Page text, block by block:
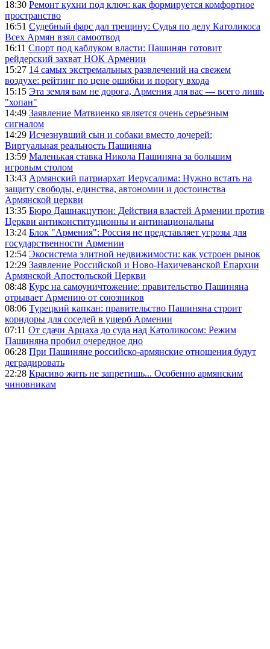
18:30 Ремонт кухни под ключ: как формируется комфортное
пространство
16:51 Судебный фарс дал трещину: Судья по делу Католикоса
Всех Армян взял самоотвод
16:11 Спорт под каблуком власти: Пашинян готовит
рейдерский захват НОК Армении
15:27 14 самых экстремальных развлечений на свежем
воздухе: рейтинг по цене ошибки и порогу входа
15:15 Эта земля вам не дорога, Армения для вас — всего лишь
"хопан"
14:49 Заявление Матвиенко является очень серьезным
сигналом
14:29 Исчезнувший сын и собаки вместо дочерей:
Виртуальная реальность Пашиняна
13:59 Маленькая ставка Никола Пашиняна за большим
игровым столом
13:43 Армянский патриархат Иерусалима: Нужно встать на
защиту свободы, единства, автономии и достоинства
Армянской церкви
13:35 Бюро Дашнакцутюн: Действия властей Армении против
Церкви антиконституционны и антинациональны
13:24 Блок "Армения": Россия не представляет угрозы для
государственности Армении
12:54 Экосистема элитной недвижимости: как устроен рынок
12:29 Заявление Российской и Ново-Нахичеванской Епархии
Армянской Апостольской Церкви
08:48 Курс на самоуничтожение: правительство Пашиняна
отрывает Армению от союзников
08:06 Турецкий капкан: правительство Пашиняна строит
коридоры для соседей в ущерб Армении
07:11 От сдачи Арцаха до суда над Католикосом: Режим
Пашиняна пробил очередное дно
06:28 При Пашиняне российско-армянские отношения будут
деградировать
22:28 Красиво жить не запретишь... Особенно армянским
чиновникам